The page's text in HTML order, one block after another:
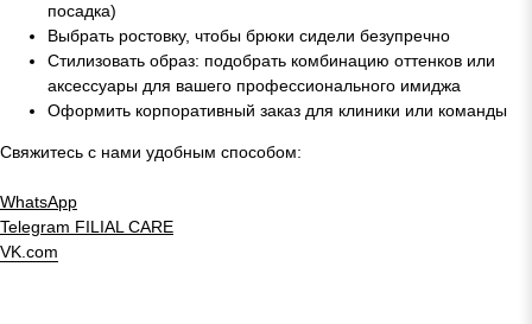
посадка)
Выбрать ростовку, чтобы брюки сидели безупречно
Стилизовать образ: подобрать комбинацию оттенков или
аксессуары для вашего профессионального имиджа
Оформить корпоративный заказ для клиники или команды
Свяжитесь с нами удобным способом:
WhatsApp
Telegram FILIAL CARE
VK.com